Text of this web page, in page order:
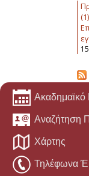
Ακαδημαϊκό
Αναζήτηση
Χάρτης
Τηλέφωνα